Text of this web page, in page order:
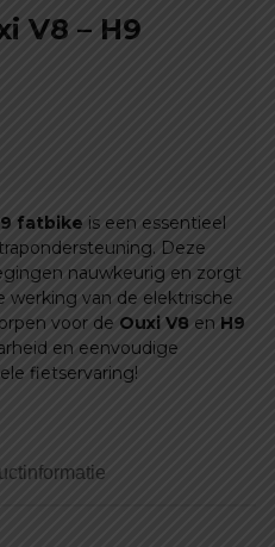
V8 – H9
fatbike is een essentieel
Deze
nauwkeurig en zorgt
werking van de elektrische
voor de Ouxi V8 en H9
en eenvoudige
fietservaring!